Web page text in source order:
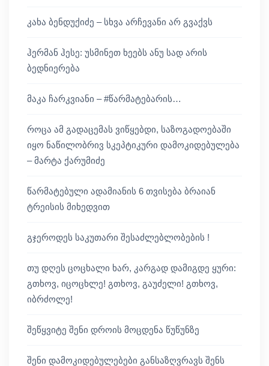
კახა ბენდუქიძე – სხვა არჩევანი არ გვაქვს
ჰერმან ჰესე: უსმინეთ ხეებს ანუ სად არის
ბედნიერება
მაკა ჩარკვიანი – #წარმატებარის…
როცა ამ გადაცემას ვიწყებდი, საზოგადოებაში
იყო ნაწილობრივ სკეპტიკური დამოკიდებულება
– მარტა ქარუმიძე
წარმატებული ადამიანის 6 თვისება ბრაიან
ტრეისის მიხედვით
გჯეროდეს საკუთარი შესაძლებლობების !
თუ დღეს ცოცხალი ხარ, კარგად დამიგდე ყური:
გთხოვ, იცოცხლე! გთხოვ, გაუძელი! გთხოვ,
იბრძოლე!
შეწყვიტე შენი დროის მოცდენა წუწუნზე
შენი დამოკიდებულებები განსაზღვრავს შენს